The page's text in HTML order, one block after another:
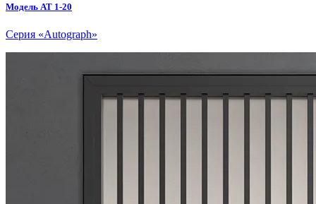
Модель AT 1-20
Серия «Autograph»